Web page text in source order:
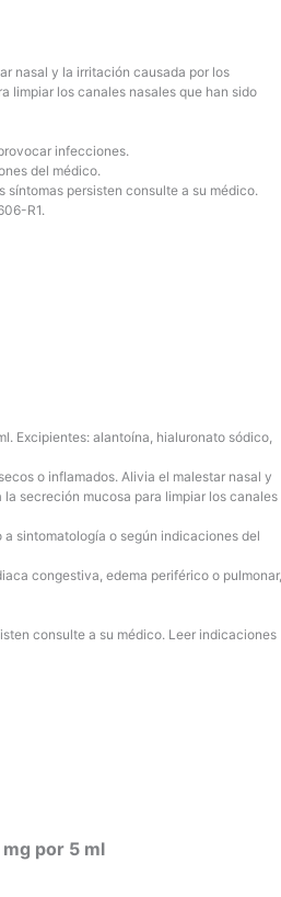
nasal y la irritación causada por los
limpiar los canales nasales que han sido
infecciones.
del médico.
síntomas persisten consulte a su médico.
R1.
Excipientes: alantoína, hialuronato sódico,
o inflamados. Alivia el malestar nasal y
secreción mucosa para limpiar los canales
a sintomatología o según indicaciones del
congestiva, edema periférico o pulmonar,
consulte a su médico. Leer indicaciones
por 5 ml